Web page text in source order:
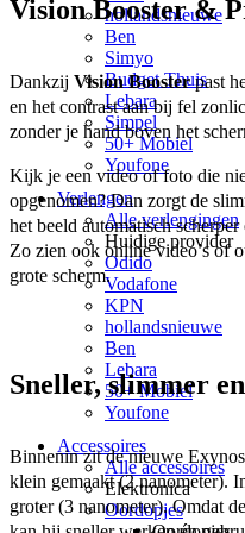
hollandsnieuwe
Ben
Simyo
Budget Thuis
Lebara
Simpel
50+ Mobiel
Youfone
Verlengen
Alle verlengingen
Huidige provider
Odido
Vodafone
KPN
hollandsnieuwe
Ben
Lebara
50+ Mobiel
Youfone
Accessoires
Alle accessoires
Elektronica
Oordopjes
Vision Booster &
Dankzij Vision Booster past
en het contrast aan bij fel
zonder je hand boven het
Kijk je een video of foto die
opgenomen? Dan zorgt de
het beeld automatisch
Zo zien ook online video’s of
grote scherm.
Sneller, slimmer
Binnenin zit de nieuwe
klein gemaakt (2 nanometer).
groter (3 nanometer). Omdat